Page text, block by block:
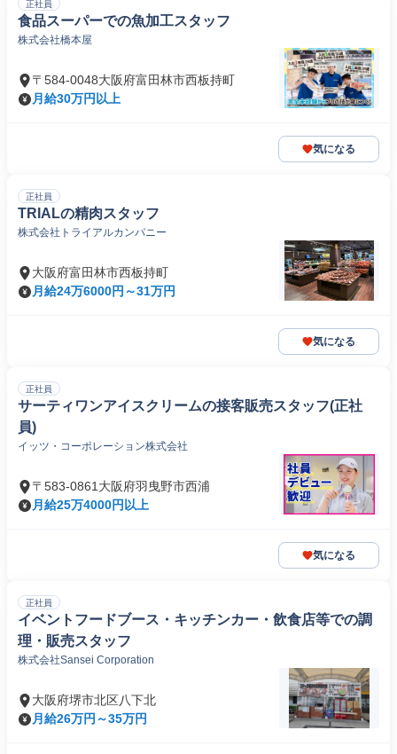
正社員
食品スーパーでの魚加工スタッフ
株式会社橋本屋
〒584-0048大阪府富田林市西板持町
月給30万円以上
気になる
正社員
TRIALの精肉スタッフ
株式会社トライアルカンパニー
大阪府富田林市西板持町
月給24万6000円～31万円
気になる
正社員
サーティワンアイスクリームの接客販売スタッフ(正社
員)
イッツ・コーポレーション株式会社
〒583-0861大阪府羽曳野市西浦
月給25万4000円以上
気になる
正社員
イベントフードブース・キッチンカー・飲食店等での調
理・販売スタッフ
株式会社Sansei Corporation
大阪府堺市北区八下北
月給26万円～35万円